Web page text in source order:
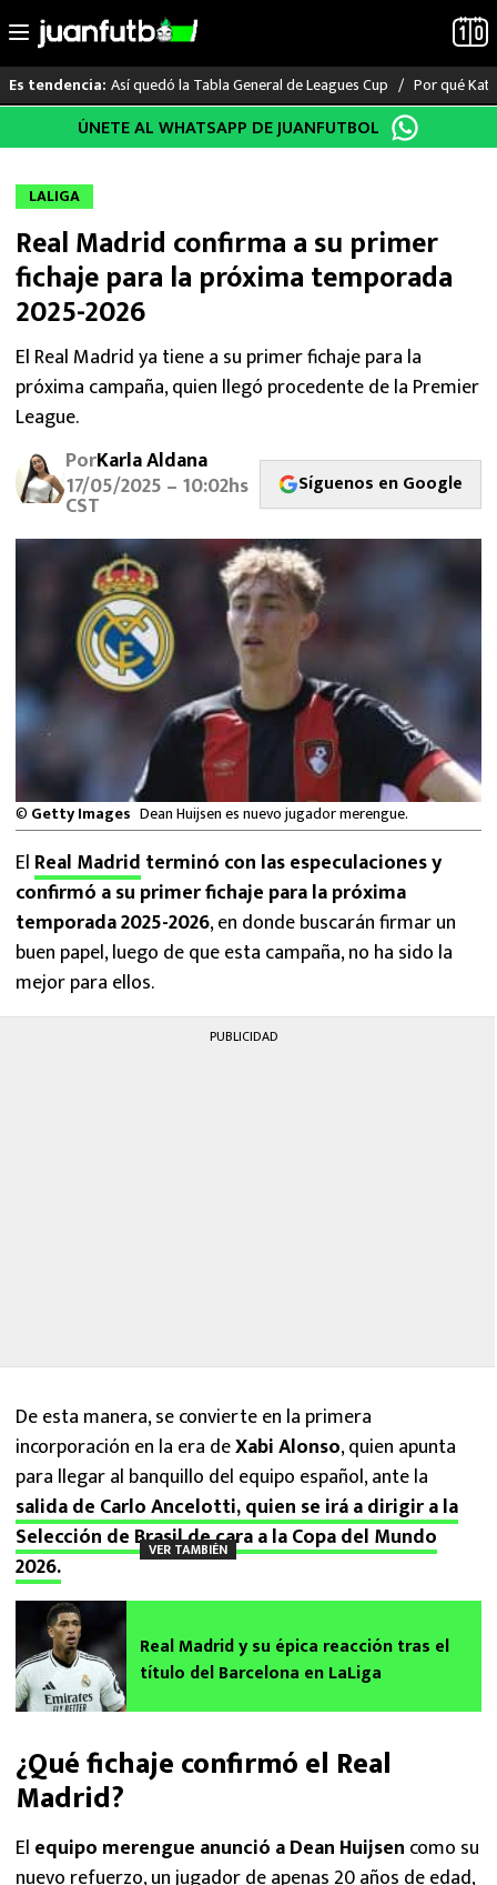
al
Es tendencia: Así quedó la Tabla General de Leagues Cup Por qué
LO ÚLTIMO
LIGA MX
RAYADOS
PUMAS
ATLANTE
SELECCIÓN MEXICANA
FUTBOL INTERNACIONAL
MEXICANOS EN EL EXTRANJERO
FUTBOL ESTUFA
FÓRMULA 1
BOXEO
LIGA MX
NFL
ÚNETE AL WHATSAPP DE JUANFUTBOL
LALIGA
Real Madrid confirma a su primer
fichaje para la próxima temporada
2025-2026
El Real Madrid ya tiene a su primer fichaje para la
próxima campaña, quien llegó procedente de la Premier
League.
PorKarla Aldana
17/05/2025 – 10:02hs
CST
Síguenos en Google
© Getty Images Dean Huijsen es nuevo jugador merengue.
El Real Madrid terminó con las especulaciones y
confirmó a su primer fichaje para la próxima
temporada 2025-2026, en donde buscarán firmar un
buen papel, luego de que esta campaña, no ha sido la
mejor para ellos.
PUBLICIDAD
De esta manera, se convierte en la primera
incorporación en la era deXabi Alonso, quien apunta
para llegar al banquillo del equipo español, ante la
salida de Carlo Ancelotti, quien se irá a dirigir a la
Selección de Brasil de cara a la Copa del Mundo
2026.
VER TAMBIÉN
Real Madrid y su épica reacción tras el
título del Barcelona en LaLiga
¿Qué fichaje confirmó el Real
Madrid?
El equipo merengue anunció a Dean Huijsen como su
nuevo refuerzo, un jugador de apenas 20 años de edad,